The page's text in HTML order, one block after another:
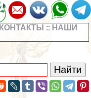
КОНТАКТЫ :: НАШИ